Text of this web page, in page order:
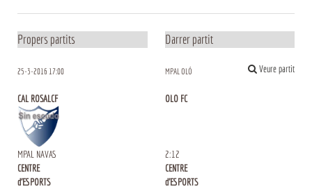
Propers partits
25-3-2016 17:00
CAL ROSALCF
MPAL NAVAS
CENTRE
d'ESPORTS
Darrer partit
Veure partit
MPAL OLÓ
OLO FC
2:12
CENTRE
d'ESPORTS